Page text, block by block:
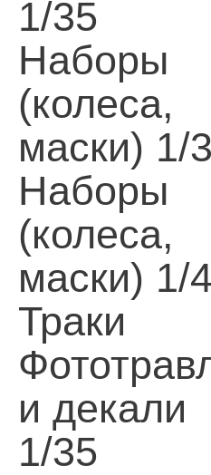
1/35
Наборы
(колеса,
маски) 1/
Наборы
(колеса,
маски) 1/
Траки
и декали
1/35